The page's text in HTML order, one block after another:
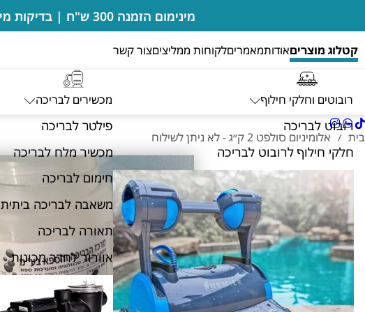
מינימום הזמנה 300 ש"ח | בדיקות מים מבוצעות במקום ללא חיוב | מעבדה מורשית של רובוטים דולפין מיטרוניקס
קטלוג מוצריםאודותמאמריםלקוחות ממליציםצור קשר
רובוטים וחלקי חילוף
רובוט לבריכה
חלקי חילוף לרובוט לבריכה
מכשירים לבריכה
פילטר לבריכה
מכשיר מלח לבריכה
חימום לבריכה
משאבה לבריכה ביתית
תאורה לבריכה
אוורור לחדר מכונות
בית / אלומיניום סולפט 2 ק״ג - לא ניתן לשילוח